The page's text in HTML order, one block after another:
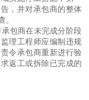
，并对承包商的整体
。
承包商在未完成分阶段
理工程师应编制违规
令承包商重新进行验
返工或拆除已完成的